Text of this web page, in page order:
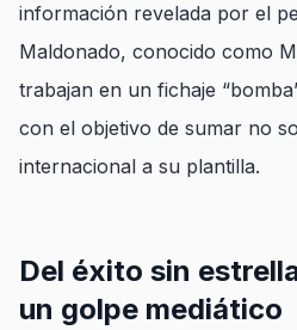
información revelada por el
Maldonado, conocido como
trabajan en un fichaje
con el objetivo de sumar no
internacional a su plantilla.
Del éxito sin
un golpe mediático